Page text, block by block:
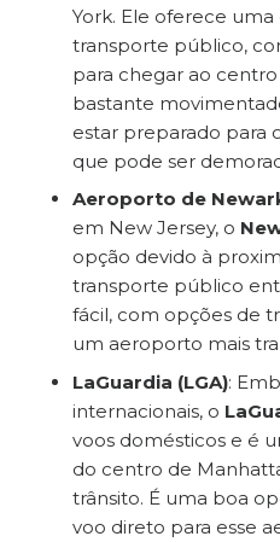
York. Ele oferece
transporte público,
para chegar ao
bastante
estar preparado para
que pode ser
Aeroporto de
em New Jersey, o
opção devido à
transporte público
fácil, com opções de
um aeroporto mais
LaGuardia (LGA):
internacionais, o
voos domésticos e é
do centro de
trânsito. É uma boa
voo direto para esse